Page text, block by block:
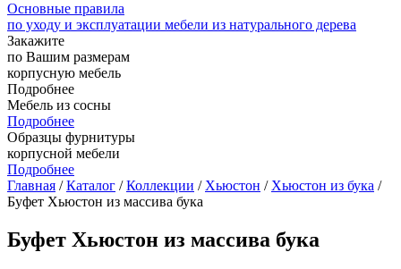
Основные правила
по уходу и эксплуатации мебели из натурального дерева
Закажите
по Вашим размерам
корпусную мебель
Подробнее
Мебель из сосны
Подробнее
Образцы фурнитуры
корпусной мебели
Подробнее
Главная /Каталог /Коллекции / Хьюстон / Хьюстон из бука /
Буфет Хьюстон из массива бука
Буфет Хьюстон из массива бука